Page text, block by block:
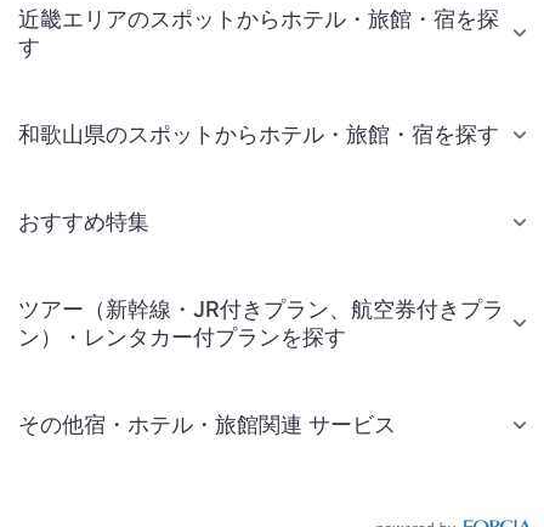
近畿エリアのスポットからホテル・旅館・宿を探
す
和歌山県のスポットからホテル・旅館・宿を探す
おすすめ特集
ツアー（新幹線・JR付きプラン、航空券付きプラ
ン）・レンタカー付プランを探す
その他宿・ホテル・旅館関連 サービス